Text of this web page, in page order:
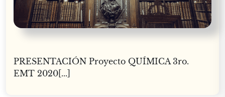
PRESENTACIÓN Proyecto QUÍMICA 3ro.
EMT 2020[...]